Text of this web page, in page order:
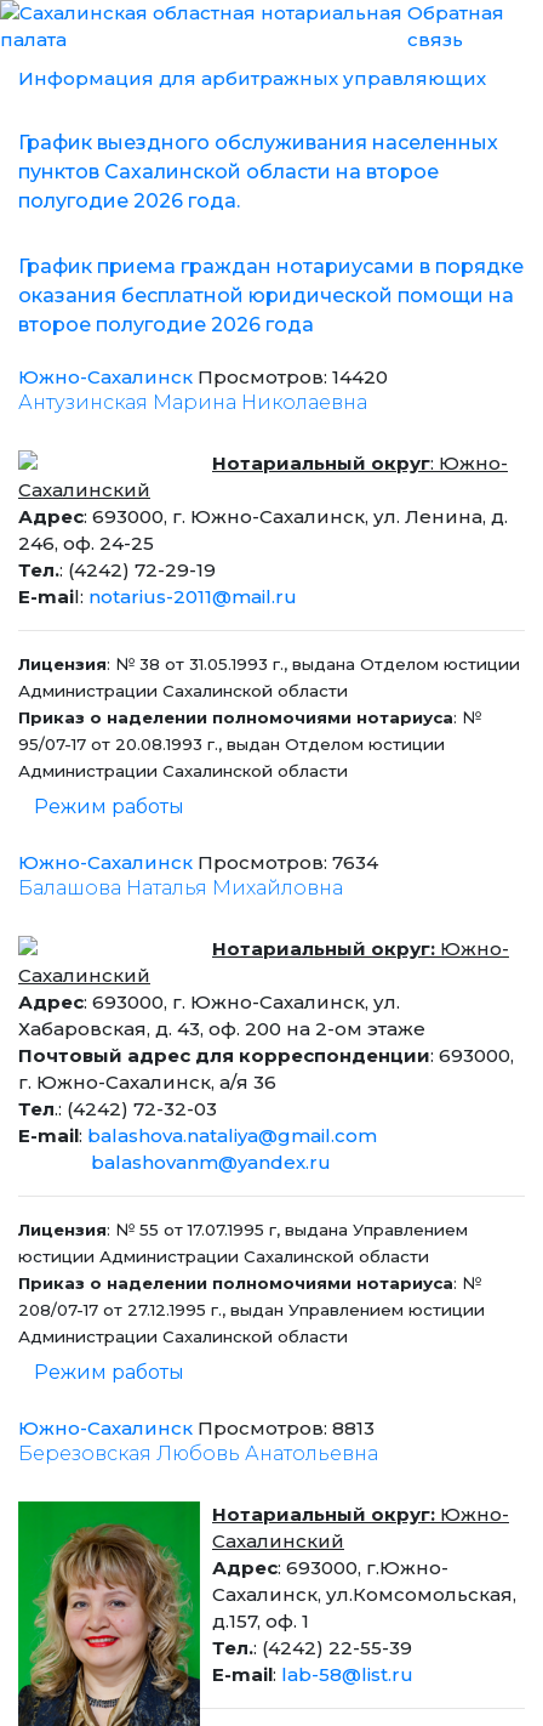
Обратная
связь
Информация для арбитражных управляющих
График выездного обслуживания населенных
пунктов Сахалинской области на второе
полугодие 2026 года.
График приема граждан нотариусами в порядке
оказания бесплатной юридической помощи на
второе полугодие 2026 года
Южно-Сахалинск Просмотров: 14420
Антузинская Марина Николаевна
Нотариальный округ: Южно-
Сахалинский
Адрес: 693000, г. Южно-Сахалинск, ул. Ленина, д.
246, оф. 24-25
Тел.: (4242) 72-29-19
E-mail: notarius-2011@mail.ru
Лицензия: № 38 от 31.05.1993 г., выдана Отделом юстиции
Администрации Сахалинской области
Приказ о наделении полномочиями нотариуса: №
95/07-17 от 20.08.1993 г., выдан Отделом юстиции
Администрации Сахалинской области
Режим работы
Южно-Сахалинск Просмотров: 7634
Балашова Наталья Михайловна
Нотариальный округ: Южно-
Сахалинский
Адрес: 693000, г. Южно-Сахалинск, ул.
Хабаровская, д. 43, оф. 200 на 2-ом этаже
Почтовый адрес для корреспонденции: 693000,
г. Южно-Сахалинск, а/я 36
Тел.: (4242) 72-32-03
E-mail: balashova.nataliya@gmail.com
balashovanm@yandex.ru
Лицензия: № 55 от 17.07.1995 г, выдана Управлением
юстиции Администрации Сахалинской области
Приказ о наделении полномочиями нотариуса: №
208/07-17 от 27.12.1995 г., выдан Управлением юстиции
Администрации Сахалинской области
Режим работы
Южно-Сахалинск Просмотров: 8813
Березовская Любовь Анатольевна
Нотариальный округ: Южно-
Сахалинский
Адрес: 693000, г.Южно-
Сахалинск, ул.Комсомольская,
д.157, оф. 1
Тел.: (4242) 22-55-39
E-mail: lab-58@list.ru